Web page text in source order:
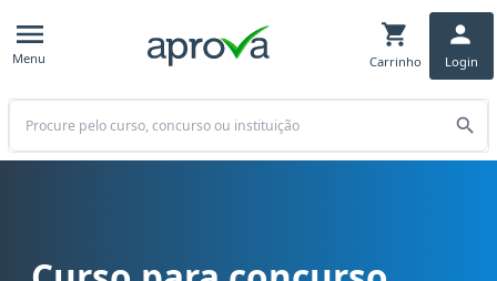
Menu Carrinho Login
Buscar
Curso para concurso CGE PB - Controladoria Geral do Estado da